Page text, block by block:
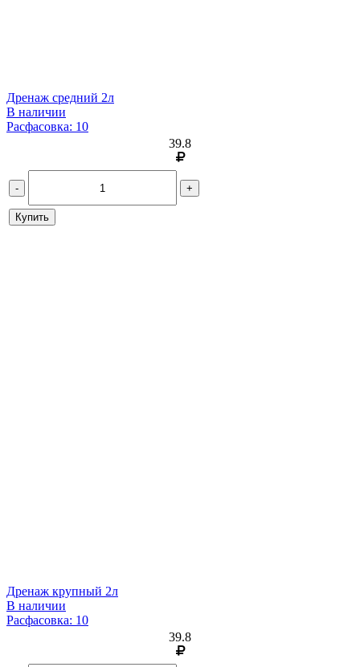
Дренаж средний 2л
В наличии
Расфасовка: 10
39.8
- +
Купить
Дренаж крупный 2л
В наличии
Расфасовка: 10
39.8